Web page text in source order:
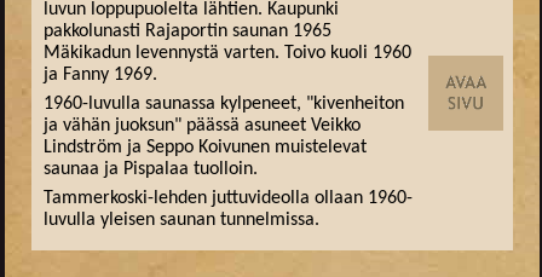
luvun loppupuolelta lähtien. Kaupunki
pakkolunasti Rajaportin saunan 1965
Mäkikadun levennystä varten. Toivo kuoli 1960
ja Fanny 1969.
1960-luvulla saunassa kylpeneet, "kivenheiton
ja vähän juoksun" päässä asuneet Veikko
Lindström ja Seppo Koivunen muistelevat
saunaa ja Pispalaa tuolloin.
Tammerkoski-lehden juttuvideolla ollaan 1960-
luvulla yleisen saunan tunnelmissa.